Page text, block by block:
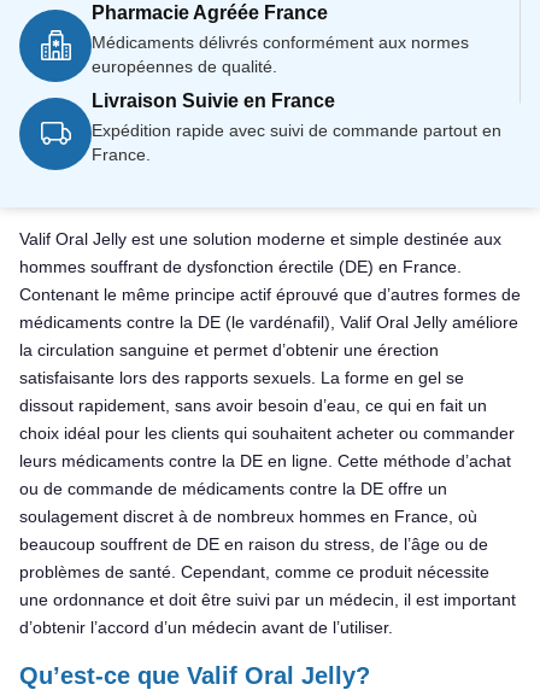
Pharmacie Agréée France
Médicaments délivrés conformément aux normes
européennes de qualité.
Livraison Suivie en France
Expédition rapide avec suivi de commande partout en
France.
Valif Oral Jelly est une solution moderne et simple destinée aux
hommes souffrant de dysfonction érectile (DE) en France.
Contenant le même principe actif éprouvé que d’autres formes de
médicaments contre la DE (le vardénafil), Valif Oral Jelly améliore
la circulation sanguine et permet d’obtenir une érection
satisfaisante lors des rapports sexuels. La forme en gel se
dissout rapidement, sans avoir besoin d’eau, ce qui en fait un
choix idéal pour les clients qui souhaitent acheter ou commander
leurs médicaments contre la DE en ligne. Cette méthode d’achat
ou de commande de médicaments contre la DE offre un
soulagement discret à de nombreux hommes en France, où
beaucoup souffrent de DE en raison du stress, de l’âge ou de
problèmes de santé. Cependant, comme ce produit nécessite
une ordonnance et doit être suivi par un médecin, il est important
d’obtenir l’accord d’un médecin avant de l’utiliser.
Qu’est-ce que Valif Oral Jelly?